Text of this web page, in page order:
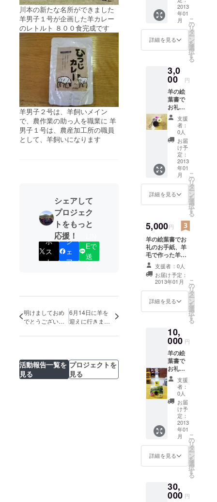
川本の新たな名所ができました
羊男子１号が企画した羊カレー
のレトルト ８００食完成です
羊男子２号は、羊飼いメイン
で、農作業の助っ人を職業に 羊
男子１号は、農産加工所の職員
として、羊飼いになります
シェアして
プロジェク
トをもっと
応援！
ポ
ス
ト
シ
ェ
ア
Eで
送
明けましておめ
でとうございま
6月14日に羊を
迎えに行きまし
活動報告一覧を
見る
プロジェクトを
見る
2013
年01
月
詳細を見る
こ
の
リ
タ
ー
ン
を
選
択
す
る
3,0
00 円
羊の絵
葉書で
お礼の
お手
紙、羊
毛で
作った
羊毛
フェル
トボー
ルのス
トラッ
プ
支援
者：
0人
お届
け予
定：
2013
年01
月
詳細を見る
こ
の
リ
タ
ー
ン
を
選
択
す
る
5,000円
羊の絵葉書でお
礼のお手紙、羊
毛で作った羊毛
フェルトボール
のストラップ、
地元特産品
支援者：0人
お届け予定：
2013年01月
詳細を見る
こ
の
リ
タ
ー
ン
を
選
択
す
る
10,
000 円
羊の絵
葉書で
お礼の
お手
紙、羊
毛で
作った
羊毛
フェル
トボー
ルのス
トラッ
プ、地
元特産
品セッ
ト
支援
者：
0人
お届
け予
定：
2013
年01
月
詳細を見る
こ
の
リ
タ
ー
ン
を
選
択
す
る
30,
000 円